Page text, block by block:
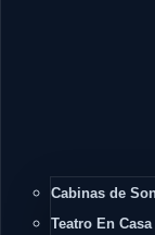
Cabinas de
Teatro En Casa